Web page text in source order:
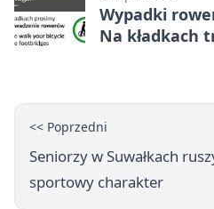
Wypadki
Na kładkach
<< Poprzedni
Seniorzy w Suwałkach
sportowy charakter